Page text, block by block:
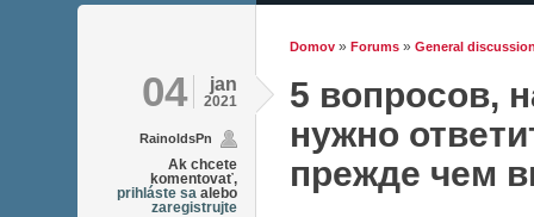
Domov » Forums » General
04 jan
2021
RainoldsPn
Ak chcete
komentovať,
prihláste sa alebo
zaregistrujte
5 вопросов,
нужно
прежде чем